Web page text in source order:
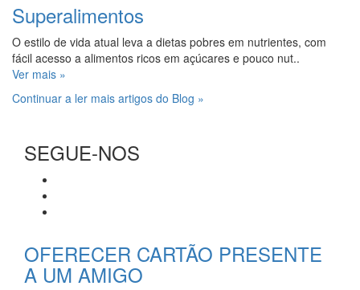
Superalimentos
O estilo de vida atual leva a dietas pobres em nutrientes, com
fácil acesso a alimentos ricos em açúcares e pouco nut..
Ver mais »
Continuar a ler mais artigos do Blog »
SEGUE-NOS
OFERECER CARTÃO PRESENTE
A UM AMIGO